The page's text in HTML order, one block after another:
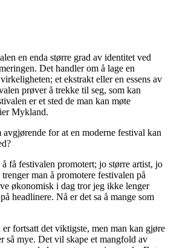
en enda større grad av identitet ved
Det handler om å lage en
et ekstrakt eller en essens av
prøver å trekke til seg, som kan
er et sted de man kan møte
Mykland.
for at en moderne festival kan
få festivalen promotert; jo større artist, jo
man å promotere festivalen på
økonomisk i dag tror jeg ikke lenger
headlinere. Nå er det sa å mange som
fortsatt det viktigste, men man kan gjøre
så mye. Det vil skape et mangfold av